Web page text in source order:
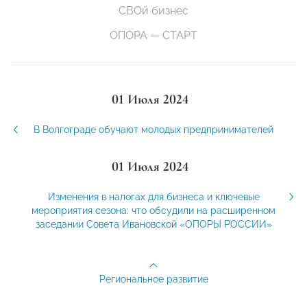
СВОй бизнес
ОПОРА — СТАРТ
01 Июля 2024
В Волгограде обучают молодых предпринимателей
01 Июля 2024
Изменения в налогах для бизнеса и ключевые
мероприятия сезона: что обсудили на расширенном
заседании Совета Ивановской «ОПОРЫ РОССИИ»
Региональное развитие